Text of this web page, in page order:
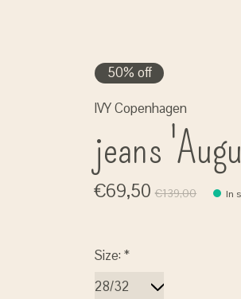
50% off
IVY Copenhagen
jeans
€69,50€139,00 In
Size:*